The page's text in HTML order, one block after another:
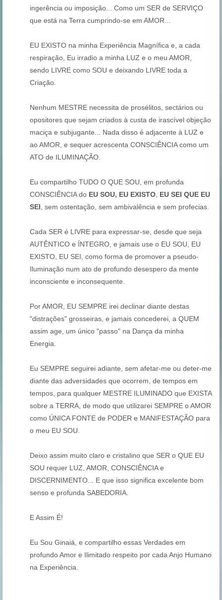
ingerência ou imposição... Como um SER de SERVIÇO
que está na Terra cumprindo-se em AMOR...
EU EXISTO na minha Experiência Magnífica e, a cada
respiração, Eu irradio a minha LUZ e o meu AMOR,
sendo LIVRE como SOU e deixando LIVRE toda a
Criação.
Nenhum MESTRE necessita de prosélitos, sectários ou
opositores que sejam criados à custa de irascível objeção
maciça e subjugante... Nada disso é adjacente à LUZ e
ao AMOR, e sequer acrescenta CONSCIÊNCIA como um
ATO de ILUMINAÇÃO.
Eu compartilho TUDO O QUE SOU, em profunda
CONSCIÊNCIA do EU SOU, EU EXISTO EU SEI QUE EU
SEI , sem ostentação, sem ambivalência e sem profecias.
Cada SER é LIVRE para expressar-se, desde que seja
AUTÊNTICO e ÍNTEGRO, e jamais use o EU SOU, EU
EXISTO, EU SEI, como forma de promover a pseudo-
Iluminação num ato de profundo desespero da mente
inconsciente e inconsequente.
Por AMOR, EU SEMPRE irei declinar diante destas
"distrações" grosseiras, e jamais concederei, a QUEM
assim age, um único "passo" na Dança da minha
Energia.
Eu SEMPRE seguirei adiante, sem afetar-me ou deter-me
diante das adversidades que ocorrem, de tempos em
tempos, para qualquer MESTRE ILUMINADO que EXISTA
sobre a TERRA, de modo que utilizarei SEMPRE o AMOR
como ÚNICA FONTE de PODER e MANIFESTAÇÃO para
o meu EU SOU.
Deixo assim muito claro e cristalino que SER o QUE EU
SOU requer LUZ, AMOR, CONSCIÊNCIA e
DISCERNIMENTO... E que isso significa excelente bom
senso e profunda SABEDORIA.
E Assim É!
Eu Sou Ginaiá, e compartilho essas Verdades em
profundo Amor e Ilimitado respeito por cada Anjo Humano
na Experiência.